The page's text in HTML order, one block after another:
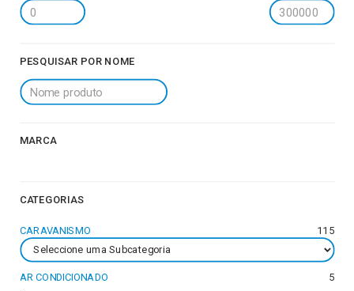
PESQUISAR POR NOME
MARCA
CATEGORIAS
CARAVANISMO 115
AR CONDICIONADO 5